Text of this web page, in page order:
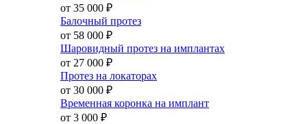
от 35 000 ₽
Балочный протез
от 58 000 ₽
Шаровидный протез на имплантах
от 27 000 ₽
Протез на локаторах
от 30 000 ₽
Временная коронка на имплант
от 3 000 ₽